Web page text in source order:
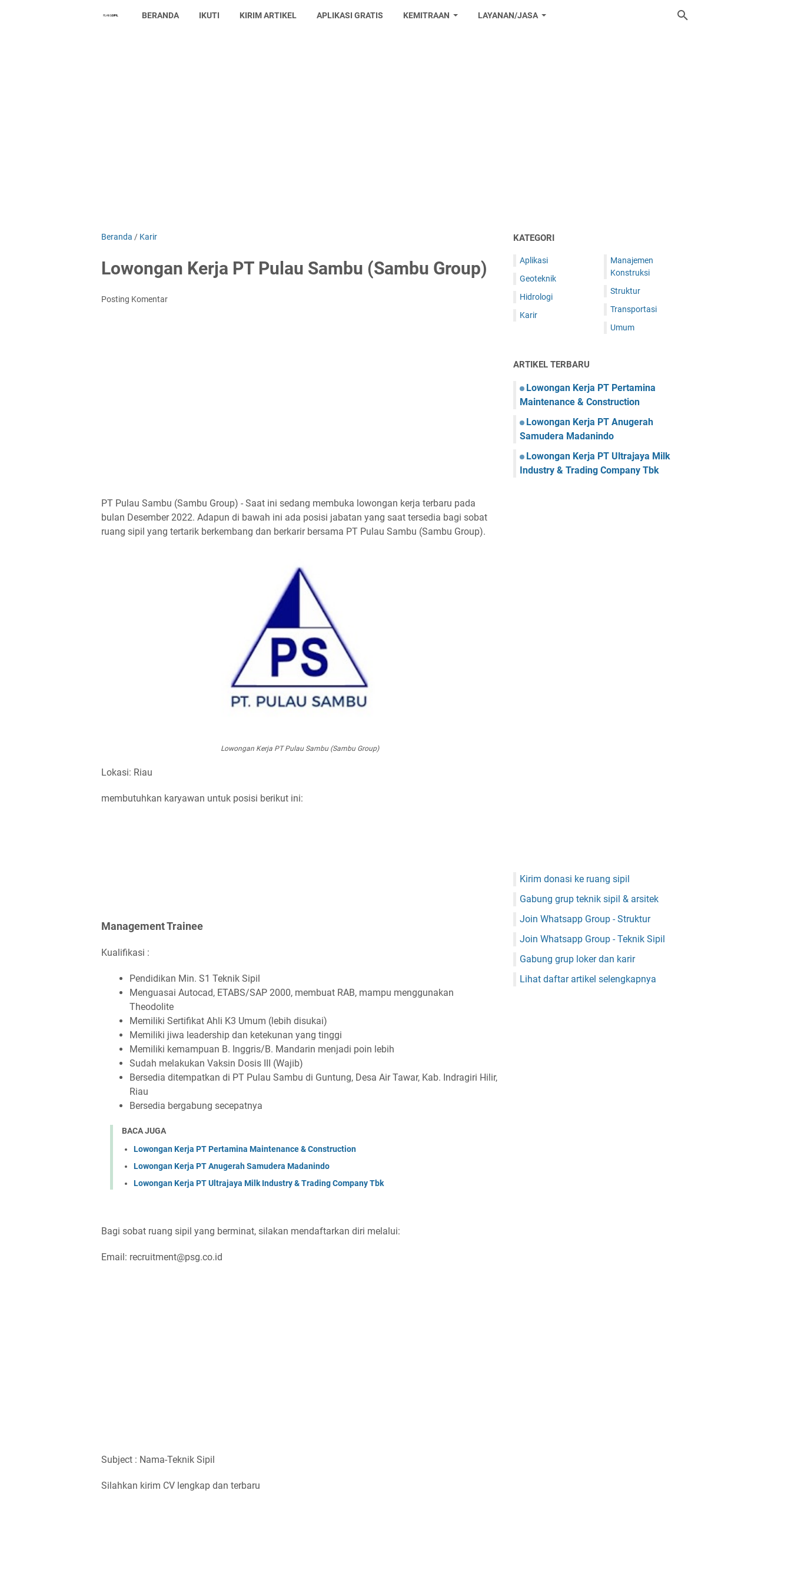
BERANDA IKUTI KIRIM ARTIKEL APLIKASI GRATIS KEMITRAAN LAYANAN/JASA
Beranda / Karir
Lowongan Kerja PT Pulau Sambu (Sambu Group)
Posting Komentar
PT Pulau Sambu (Sambu Group) - Saat ini sedang membuka lowongan kerja terbaru pada
bulan Desember 2022. Adapun di bawah ini ada posisi jabatan yang saat tersedia bagi sobat
ruang sipil yang tertarik berkembang dan berkarir bersama PT Pulau Sambu (Sambu Group).
Lowongan Kerja PT Pulau Sambu (Sambu Group)
Lokasi: Riau
membutuhkan karyawan untuk posisi berikut ini:
Management Trainee
Kualifikasi :
Pendidikan Min. S1 Teknik Sipil
Menguasai Autocad, ETABS/SAP 2000, membuat RAB, mampu menggunakan
Theodolite
Memiliki Sertifikat Ahli K3 Umum (lebih disukai)
Memiliki jiwa leadership dan ketekunan yang tinggi
Memiliki kemampuan B. Inggris/B. Mandarin menjadi poin lebih
Sudah melakukan Vaksin Dosis III (Wajib)
Bersedia ditempatkan di PT Pulau Sambu di Guntung, Desa Air Tawar, Kab. Indragiri Hilir,
Riau
Bersedia bergabung secepatnya
BACA JUGA
Lowongan Kerja PT Pertamina Maintenance & Construction
Lowongan Kerja PT Anugerah Samudera Madanindo
Lowongan Kerja PT Ultrajaya Milk Industry & Trading Company Tbk
Bagi sobat ruang sipil yang berminat, silakan mendaftarkan diri melalui:
Email: recruitment@psg.co.id
Subject : Nama-Teknik Sipil
Silahkan kirim CV lengkap dan terbaru
KATEGORI
Aplikasi
Geoteknik
Hidrologi
Karir
Manajemen
Konstruksi
Struktur
Transportasi
Umum
ARTIKEL TERBARU
Lowongan Kerja PT Pertamina
Maintenance & Construction
Lowongan Kerja PT Anugerah
Samudera Madanindo
Lowongan Kerja PT Ultrajaya Milk
Industry & Trading Company Tbk
Kirim donasi ke ruang sipil
Gabung grup teknik sipil & arsitek
Join Whatsapp Group - Struktur
Join Whatsapp Group - Teknik Sipil
Gabung grup loker dan karir
Lihat daftar artikel selengkapnya